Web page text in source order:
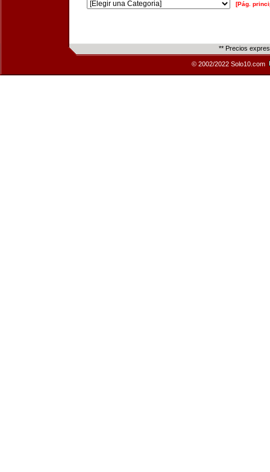
[Pág.
** Precios
© 2002/2022 Solo10.com